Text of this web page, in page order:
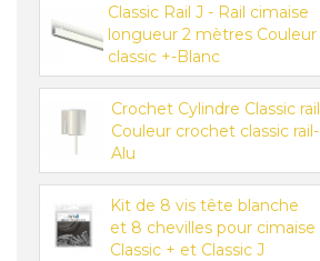
Classic Rail J - Rail cimaise
longueur 2 mètres Couleur
classic +-Blanc
Crochet Cylindre Classic rail
Couleur crochet classic rail-
Alu
Kit de 8 vis tête blanche
et 8 chevilles pour cimaise
Classic + et Classic J